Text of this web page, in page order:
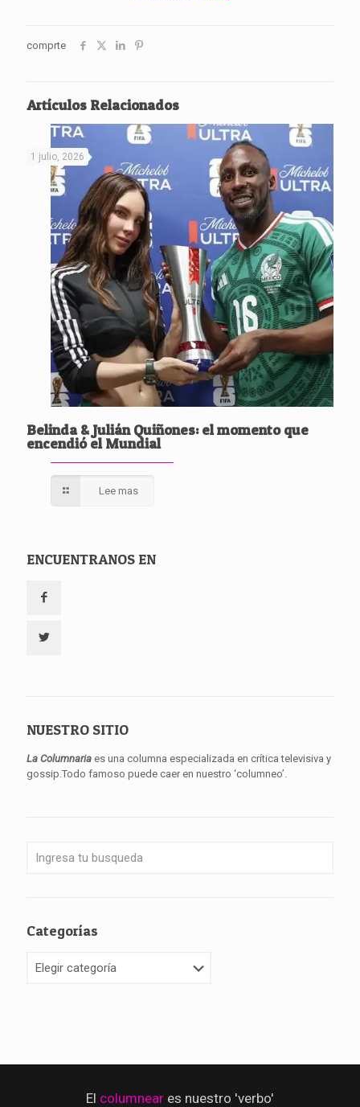
comprte
Artículos Relacionados
1 julio, 2026
Belinda & Julián Quiñones: el momento que
encendió el Mundial
Lee mas
ENCUENTRANOS EN
NUESTRO SITIO
La Columnaria es una columna especializada en crítica televisiva y
gossip.Todo famoso puede caer en nuestro ‘columneo’.
Categorías
El columnear es nuestro 'verbo'